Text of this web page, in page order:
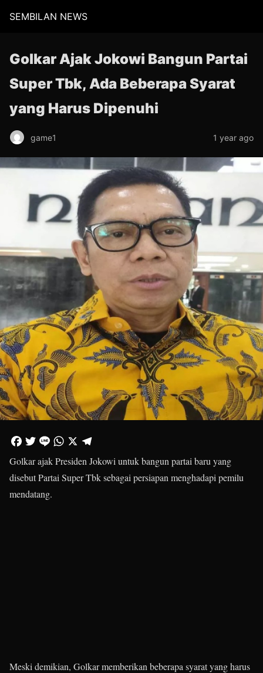
SEMBILAN NEWS
Golkar Ajak Jokowi Bangun Partai
Super Tbk, Ada Beberapa Syarat
yang Harus Dipenuhi
game1 1 year ago
Golkar ajak Presiden Jokowi untuk bangun partai baru yang
disebut Partai Super Tbk sebagai persiapan menghadapi pemilu
mendatang.
Meski demikian, Golkar memberikan beberapa syarat yang harus